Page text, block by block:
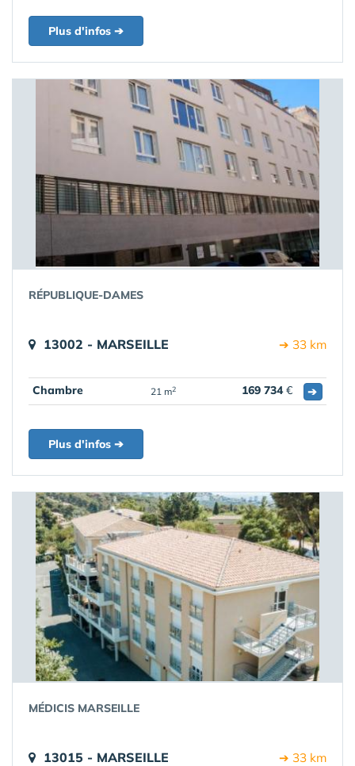
Plus d'infos ➔
RÉPUBLIQUE-DAMES
13002 - MARSEILLE ➔ 33 km
Chambre 21 m2 169 734€ ➔
Plus d'infos ➔
MÉDICIS MARSEILLE
13015 - MARSEILLE ➔ 33 km